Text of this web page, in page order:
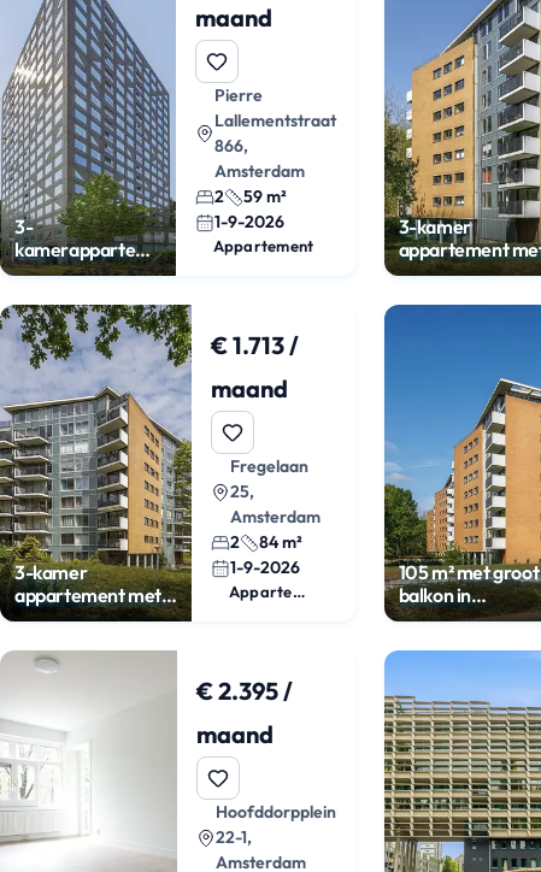
3-
kamerappartement
met loggia in
maand
Pierre
Lallementstraat
866,
Amsterdam
2
59 m²
1-9-2026
Appartement
3-kamer
appartement
balkon bij
3-kamer
appartement met
balkon bij
€ 1.713 /
maand
Fregelaan
25,
Amsterdam
2
84 m²
1-9-2026
Appartement
105 m² met groot
balkon in
Westlandgracht
€ 2.395 /
maand
Hoofddorpplein
22-1,
Amsterdam